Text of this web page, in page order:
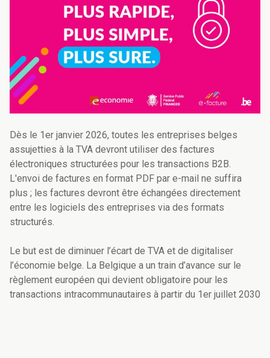
Dès le 1er janvier 2026, toutes les entreprises belges
assujetties à la TVA devront utiliser des factures
électroniques structurées pour les transactions B2B.
L'envoi de factures en format PDF par e-mail ne suffira
plus ; les factures devront être échangées directement
entre les logiciels des entreprises via des formats
structurés.
Le but est de diminuer l’écart de TVA et de digitaliser
l’économie belge. La Belgique a un train d’avance sur le
règlement européen qui devient obligatoire pour les
transactions intracommunautaires à partir du 1er juillet 2030